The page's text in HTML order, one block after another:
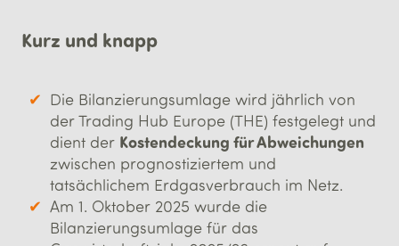
Kurz und knapp
Die Bilanzierungsumlage wird jährlich von
der Trading Hub Europe (THE) festgelegt und
dient der Kostendeckung für Abweichungen
zwischen prognostiziertem und
tatsächlichem Erdgasverbrauch im Netz.
Am 1. Oktober 2025 wurde die
Bilanzierungsumlage für das